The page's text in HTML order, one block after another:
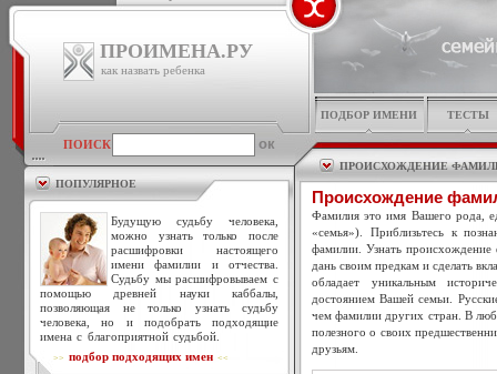
ПРОИМЕНА.РУ
как назвать ребенка
ПОИСК
ПОПУЛЯРНОЕ
Будущую судьбу человека,
можно узнать только после
расшифровки настоящего
имени фамилии и отчества.
Судьбу мы расшифровываем с
помощью древней науки каббалы,
позволяющая не только узнать судьбу
человека, но и подобрать подходящие
имена с благоприятной судьбой.
>> подбор подходящих имен <<
ПОДБОР ИМЕНИ ТЕСТЫ
ПРОИСХОЖДЕНИЕ
Происхождение
Фамилия это имя Вашего рода,
«семья»). Приблизьтесь к
фамилии. Узнать
дань своим предкам и сделать
обладает уникальным
достоянием Вашей семьи.
чем фамилии других стран. В
полезного о своих
друзьям.